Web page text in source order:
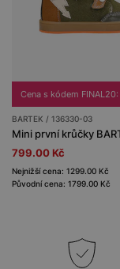
Cena s kódem FINAL20:
BARTEK / 136330-03
799.00 Kč
Nejnižší cena: 1299.00 Kč
Původní cena: 1799.00 Kč